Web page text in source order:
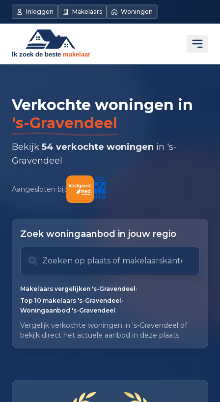
Inloggen Makelaars Woningen
Verkochte woningen in
's-Gravendeel
Bekijk 54 verkochte woningen in 's-
Gravendeel
Aangesloten bij:
Zoek woningaanbod in jouw regio
Zoek op plaats of makelaarskantoor
Typ om te zoeken. Gebruik pijl omlaag en pijl
Makelaars vergelijken 's-Gravendeel •
Top 10 makelaars 's-Gravendeel •
Woningaanbod 's-Gravendeel
Vergelijk verkochte woningen in 's-Gravendeel of
bekijk direct het actuele aanbod in deze plaats.